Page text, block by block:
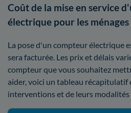
Coût de la mise en service
électrique pour les
La pose d'un compteur électrique
sera facturée. Les prix et délais
compteur que vous souhaitez
aider, voici un tableau récapitulatif
interventions et de leurs modalités